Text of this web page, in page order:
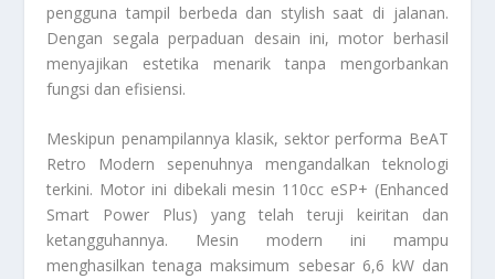
pengguna tampil berbeda dan stylish saat di jalanan.
Dengan segala perpaduan desain ini, motor berhasil
menyajikan estetika menarik tanpa mengorbankan
fungsi dan efisiensi.
Meskipun penampilannya klasik, sektor performa BeAT
Retro Modern sepenuhnya mengandalkan teknologi
terkini. Motor ini dibekali mesin 110cc eSP+ (Enhanced
Smart Power Plus) yang telah teruji keiritan dan
ketangguhannya. Mesin modern ini mampu
menghasilkan tenaga maksimum sebesar 6,6 kW dan